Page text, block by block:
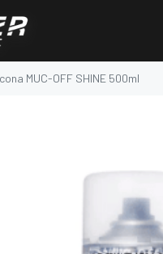
MUC-OFF SHINE 500ml